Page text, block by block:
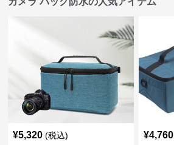
¥5,320 (税込) ¥4,760